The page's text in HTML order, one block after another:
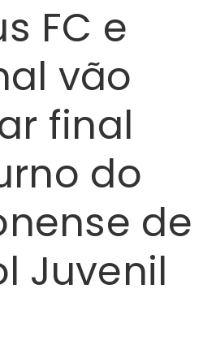
FC e
vão
final
do
de
Juvenil